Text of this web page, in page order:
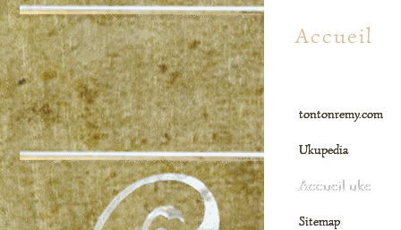
Accueil
tontonremy.com
Ukupedia
Accueil uke
Sitemap